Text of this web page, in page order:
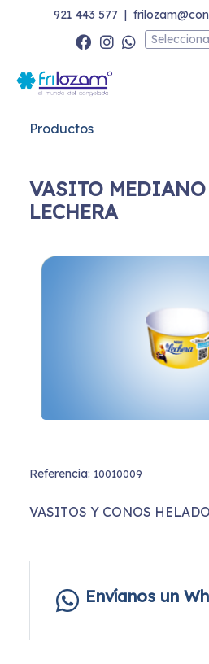
921 443 577 |
Productos
VASITO
LECHERA
Referencia: 10010009
VASITOS Y CONOS HELADO
Envíanos un